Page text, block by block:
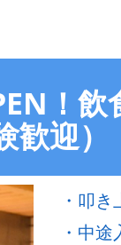
！
迎）
・叩
・中